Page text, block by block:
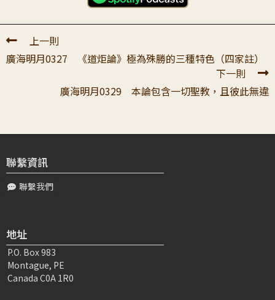
上一則
廣海明月0327 《道炬論》極為殊勝的三種特色（四家註）
下一則
廣海明月0329 本論包含一切聖教，且彼此無違
聯繫資訊
聯繫我們
地址
P.O. Box 983
Montague, PE
Canada C0A 1R0